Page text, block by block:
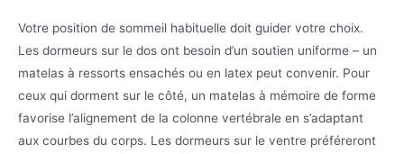
Votre position de sommeil habituelle doit guider votre choix.
Les dormeurs sur le dos ont besoin d’un soutien uniforme – un
matelas à ressorts ensachés ou en latex peut convenir. Pour
ceux qui dorment sur le côté, un matelas à mémoire de forme
favorise l’alignement de la colonne vertébrale en s’adaptant
aux courbes du corps. Les dormeurs sur le ventre préféreront